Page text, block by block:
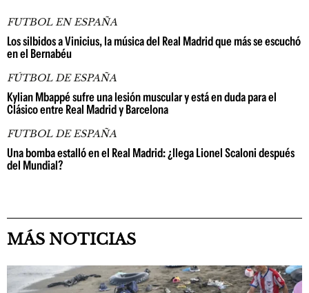
FUTBOL EN ESPAÑA
Los silbidos a Vinicius, la música del Real Madrid que más se escuchó
en el Bernabéu
FÚTBOL DE ESPAÑA
Kylian Mbappé sufre una lesión muscular y está en duda para el
Clásico entre Real Madrid y Barcelona
FUTBOL DE ESPAÑA
Una bomba estalló en el Real Madrid: ¿llega Lionel Scaloni después
del Mundial?
MÁS NOTICIAS